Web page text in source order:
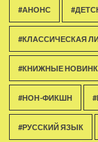
#АНОНС
#КЛАССИЧЕСКАЯ
#КНИЖНЫЕ
#НОН-ФИКШН
#РУССКИЙ ЯЗЫК